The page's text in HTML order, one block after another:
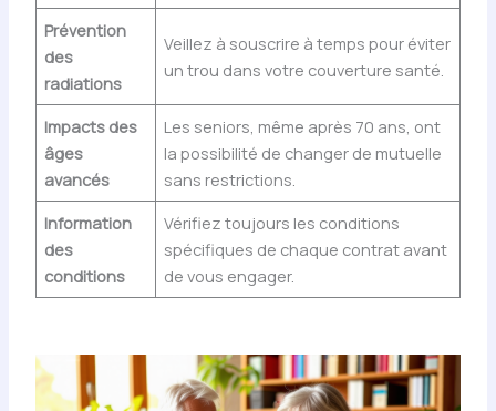
Prévention
des
radiations
Veillez à souscrire à temps pour éviter
un trou dans votre couverture santé.
Impacts des
âges
avancés
Les seniors, même après 70 ans, ont
la possibilité de changer de mutuelle
sans restrictions.
Information
des
conditions
Vérifiez toujours les conditions
spécifiques de chaque contrat avant
de vous engager.